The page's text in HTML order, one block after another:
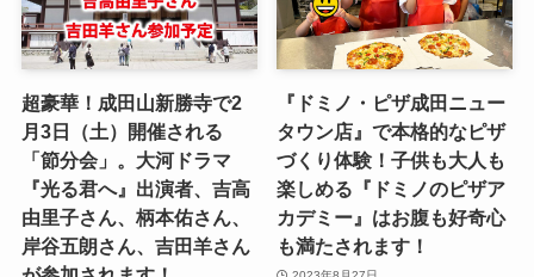
超豪華！成田山新勝寺で2
月3日（土）開催される
「節分会」。大河ドラマ
『光る君へ』出演者、吉高
由里子さん、柄本佑さん、
岸谷五朗さん、吉田羊さん
『ドミノ・ピザ成田ニュー
タウン店』で本格的なピザ
づくり体験！子供も大人も
楽しめる『ドミノのピザア
カデミー』はお腹も好奇心
も満たされます！